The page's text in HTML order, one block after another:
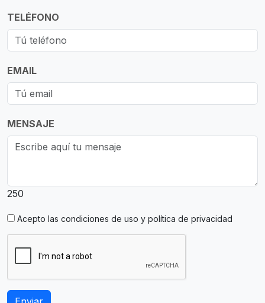
TELÉFONO
EMAIL
MENSAJE
250
Acepto las condiciones de uso y política de privacidad